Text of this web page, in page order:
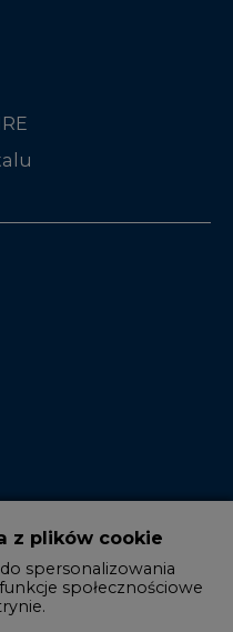
z plików cookie
spersonalizowania
społecznościowe